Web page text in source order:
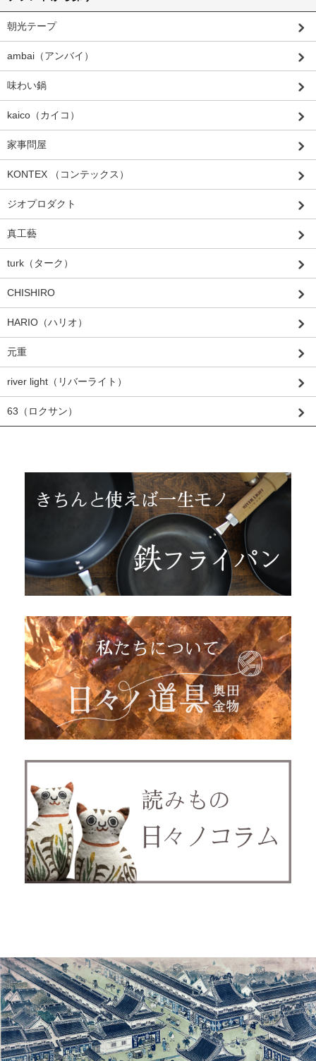
朝光テープ
ambai（アンバイ）
味わい鍋
kaico（カイコ）
家事問屋
KONTEX （コンテックス）
ジオプロダクト
真工藝
turk（ターク）
CHISHIRO
HARIO（ハリオ）
元重
river light（リバーライト）
63（ロクサン）